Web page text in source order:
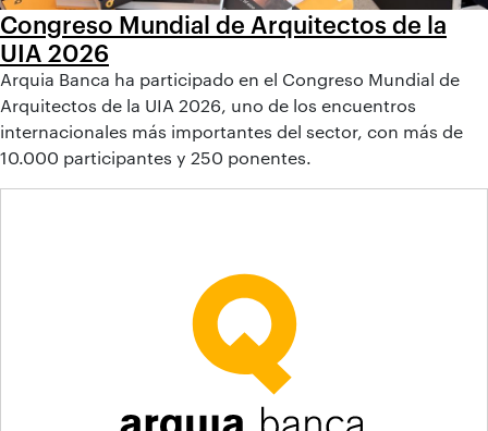
Congreso Mundial de Arquitectos de la
UIA 2026
Arquia Banca ha participado en el Congreso Mundial de
Arquitectos de la UIA 2026, uno de los encuentros
internacionales más importantes del sector, con más de
10.000 participantes y 250 ponentes.